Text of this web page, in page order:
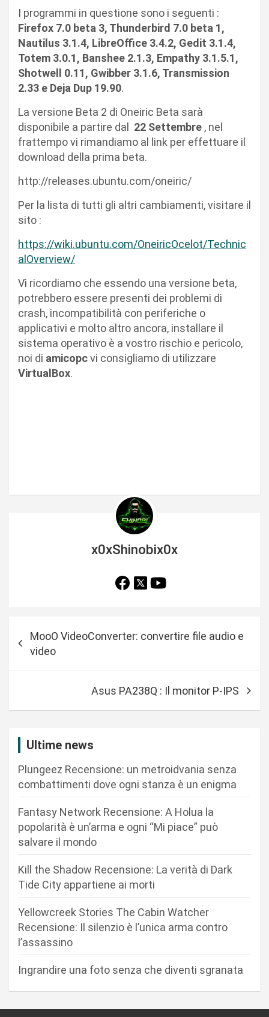
I programmi in questione sono i seguenti :
Firefox 7.0 beta 3, Thunderbird 7.0 beta 1,
Nautilus 3.1.4, LibreOffice 3.4.2, Gedit 3.1.4,
Totem 3.0.1, Banshee 2.1.3, Empathy 3.1.5.1,
Shotwell 0.11, Gwibber 3.1.6, Transmission
2.33 e Deja Dup 19.90.
La versione Beta 2 di Oneiric Beta sarà
disponibile a partire dal 22 Settembre , nel
frattempo vi rimandiamo al link per effettuare il
download della prima beta.
http://releases.ubuntu.com/oneiric/
Per la lista di tutti gli altri cambiamenti, visitare il
sito :
https://wiki.ubuntu.com/OneiricOcelot/Technic
alOverview/
Vi ricordiamo che essendo una versione beta,
potrebbero essere presenti dei problemi di
crash, incompatibilità con periferiche o
applicativi e molto altro ancora, installare il
sistema operativo è a vostro rischio e pericolo,
noi di amicopcvi consigliamo di utilizzare
VirtualBox.
x0xShinobix0x
MooO VideoConverter: convertire file audio e
video
Asus PA238Q : Il monitor P-IPS
Ultime news
Plungeez Recensione: un metroidvania senza
combattimenti dove ogni stanza è un enigma
Fantasy Network Recensione: A Holua la
popolarità è un’arma e ogni “Mi piace” può
salvare il mondo
Kill the Shadow Recensione: La verità di Dark
Tide City appartiene ai morti
Yellowcreek Stories The Cabin Watcher
Recensione: Il silenzio è l’unica arma contro
l’assassino
Ingrandire una foto senza che diventi sgranata